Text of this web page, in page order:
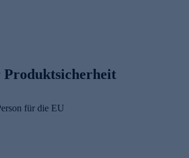
Produktsicherheit
für die EU